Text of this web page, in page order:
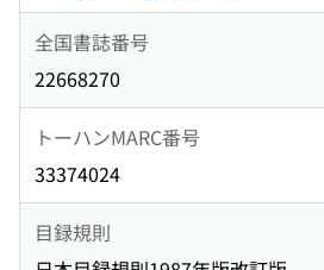
全国書誌番号
22668270
トーハンMARC番号
33374024
目録規則